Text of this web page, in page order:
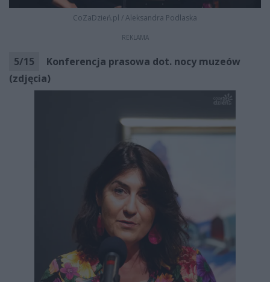
CoZaDzień.pl /Aleksandra Podlaska
REKLAMA
5/15
Konferencja prasowa dot. nocy muzeów
(zdjęcia)